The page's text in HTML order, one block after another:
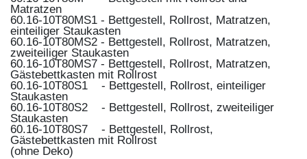
Matratzen
60.16-10T80MS1 - Bettgestell, Rollrost, Matratzen,
einteiliger Staukasten
60.16-10T80MS2 - Bettgestell, Rollrost, Matratzen,
zweiteiliger Staukasten
60.16-10T80MS7 - Bettgestell, Rollrost, Matratzen,
Gästebettkasten mit Rollrost
60.16-10T80S1 - Bettgestell, Rollrost, einteiliger
Staukasten
60.16-10T80S2 - Bettgestell, Rollrost, zweiteiliger
Staukasten
60.16-10T80S7 - Bettgestell, Rollrost,
Gästebettkasten mit Rollrost
(ohne Deko)